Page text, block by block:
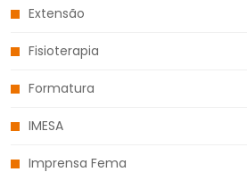
Extensão
Fisioterapia
Formatura
IMESA
Imprensa Fema